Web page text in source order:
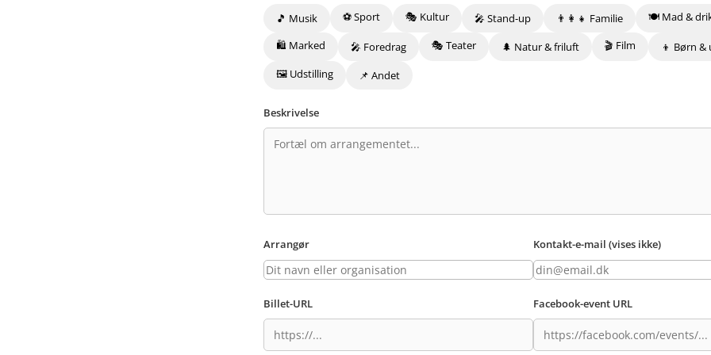
🎵 Musik ⚽ Sport 🎭 Kultur 🎤 Stand-up 👨‍👩‍👧 Familie
🍽️ Mad &
🛍️ Marked
🎤 Foredrag 🎭 Teater 🌲 Natur & friluft 🎬 Film
👦 Børn &
🖼️ Udstilling
📌 Andet
Beskrivelse
Arrangør Kontakt-e-mail (vises ikke)
Billet-URL Facebook-event URL